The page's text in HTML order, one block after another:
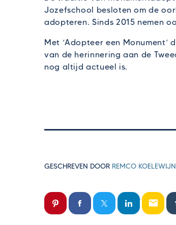
Jozefschool besloten om de
adopteren. Sinds 2015 nemen
Met ‘Adopteer een
van de herinnering aan de
nog altijd actueel is.
GESCHREVEN DOOR REMCO KOELEWIJN
email